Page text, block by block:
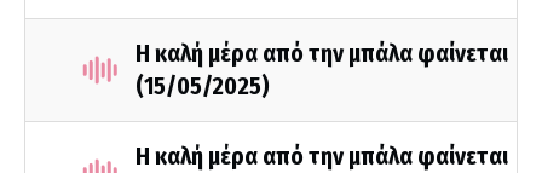
Η καλή μέρα από την μπάλα φαίνεται
(15/05/2025)
Η καλή μέρα από την μπάλα φαίνεται